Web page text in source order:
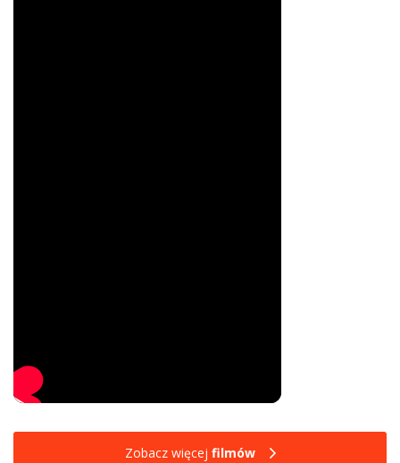
Zobacz więcej filmów